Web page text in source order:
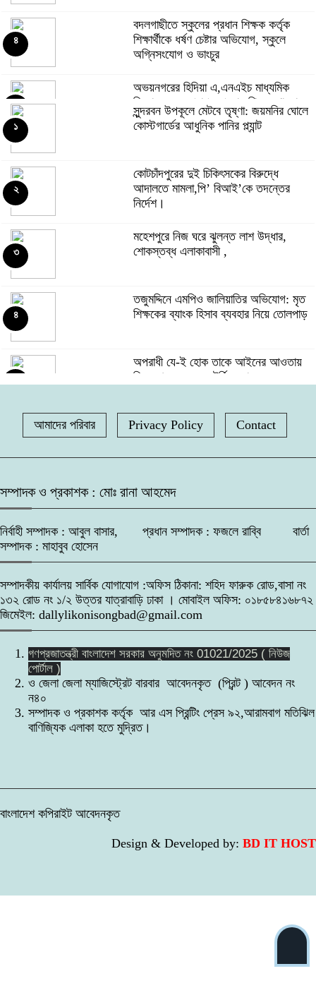
বদলগাছীতে স্কুলের প্রধান শিক্ষক কর্তৃক
শিক্ষার্থীকে ধর্ষণ চেষ্টার অভিযোগ, স্কুলে
অগ্নিসংযোগ ও ভাংচুর
৪
অভয়নগরের হিদিয়া এ,এনএইচ মাধ্যমিক
বিদ্যালয়ের ভরপ্রাপ্ত প্রধান শিক্ষক শাহনাজ
পারভীনের বিরুদ্ধে অনিয়মের অভিযোগ
৫
আটক, ভ্রাম্যমাণ আদালতে দুইজনের
কারাদণ্ড
৬
সুন্দরবন উপকূলে মেটবে তৃষ্ণা: জয়মনির ঘোলে
কোস্টগার্ডের আধুনিক পানির প্ল্যান্ট
৭
গ্রেপ্তার,উদ্ধার ২টি মোবাইল।
৮
সেবনের দায়ে ৬ মাসের কারাদণ্ড।
৯
বোতল ESKUF সিরাপসহ মাদক ব্যবসায়ী
গ্রেফতার
সুন্দরবন উপকূলে মেটবে তৃষ্ণা: জয়মনির ঘোলে
কোস্টগার্ডের আধুনিক পানির প্ল্যান্ট
১
কোটচাঁদপুরের দুই চিকিৎসকের বিরুদ্ধে
আদালতে মামলা,পি’ বিআই’কে তদন্তের
নির্দেশ।
২
মহেশপুরে নিজ ঘরে ঝুলন্ত লাশ উদ্ধার,
শোকস্তব্ধ এলাকাবাসী ,
৩
তজুমদ্দিনে এমপিও জালিয়াতির অভিযোগ: মৃত
শিক্ষকের ব্যাংক হিসাব ব্যবহার নিয়ে তোলপাড়
৪
অপরাধী যে-ই হোক তাকে আইনের আওতায়
নিয়ে আসতে হবে- এটর্নি জেনারেল
জামিনে মুক্ত’ বেনজীরকে দেশে এনে বিচারের
মুখোমুখি করা হবে: পররাষ্ট্র প্রতিমন্ত্রী
মিয়ানমার থেকে পাইপলাইনে গ্যাস আমদানির
২৫৫ জনকে বিনামূল্যে চিকিৎসা সেবা ও ওষুধ
বিতরণ।
৮
ফটিকছড়িতে ‘তাজকিয়া হেলথ ক্যাম্প-২০২৬’,
প্রায় ৭০০ জনের স্বাস্থ্যসেবা প্রদান,
৯
ঝিনাইদহের কালীগঞ্জে সরকারি অনুদানের চেক
বিতরণ
আমাদের পরিবার Privacy Policy Contact
সম্পাদক ও প্রকাশক : মোঃ রানা আহমেদ
নির্বাহী সম্পাদক : আবুল বাসার, প্রধান সম্পাদক : ফজলে রাব্বি বার্তা
সম্পাদক : মাহাবুব হোসেন
সম্পাদকীয় কার্যালয় সার্বিক যোগাযোগ :অফিস ঠিকানা: শহিদ ফারুক রোড,বাসা নং
১৩২ রোড নং ১/২ উত্তর যাত্রাবাড়ি ঢাকা । মোবাইল অফিস: ০১৮৫৮৪১৬৮৭২
জিমেইল: dallylikonisongbad@gmail.com
গণপ্রজাতন্ত্রী বাংলাদেশ সরকার অনুমদিত নং 01021/2025 ( নিউজ
পোর্টাল )
ও জেলা জেলা ম্যাজিস্ট্রেট বারবার আবেদনকৃত (প্রিন্ট ) আবেদন নং
ন৪০
সম্পাদক ও প্রকাশক কর্তৃক আর এস প্রিন্টিং প্রেস ৯২,আরামবাগ মতিঝিল
বাণিজ্যিক এলাকা হতে মুদ্রিত।
বাংলাদেশ কপিরাইট আবেদনকৃত
Design & Developed by: BD IT HOST